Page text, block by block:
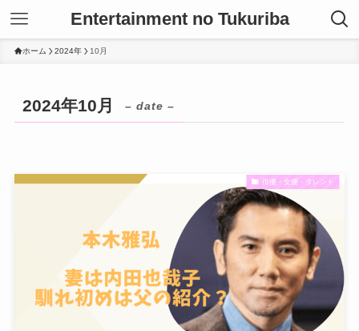
Entertainment no Tukuriba
ホーム 2024年 10月
2024年10月 – date –
俳優・女優・タレント